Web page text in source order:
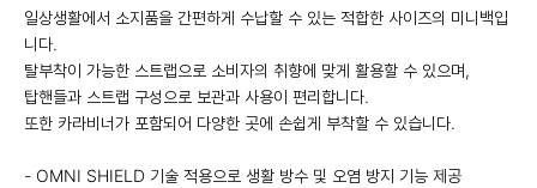
일상생활에서 소지품을 간편하게 수납할 수 있는 적합한 사이즈의 미니백입
니다.
탈부착이 가능한 스트랩으로 소비자의 취향에 맞게 활용할 수 있으며,
탑핸들과 스트랩 구성으로 보관과 사용이 편리합니다.
또한 카라비너가 포함되어 다양한 곳에 손쉽게 부착할 수 있습니다.
- OMNI SHIELD 기술 적용으로 생활 방수 및 오염 방지 기능 제공